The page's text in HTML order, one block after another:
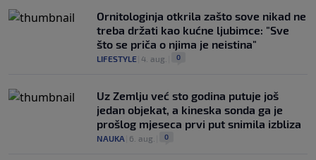
Ornitologinja otkrila zašto sove nikad ne
treba držati kao kućne ljubimce: "Sve
što se priča o njima je neistina"
LIFESTYLE 4. aug. 0
Uz Zemlju već sto godina putuje još
jedan objekat, a kineska sonda ga je
prošlog mjeseca prvi put snimila izbliza
NAUKA 6. aug. 0